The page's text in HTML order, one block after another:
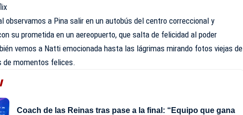
observamos a Pina salir en un autobús del centro correccional y
su prometida en un aereopuerto, que salta de felicidad al poder
vemos a Natti emocionada hasta las lágrimas mirando fotos viejas de
de momentos felices.
Coach de las Reinas tras pase a la final: “Equipo que gana